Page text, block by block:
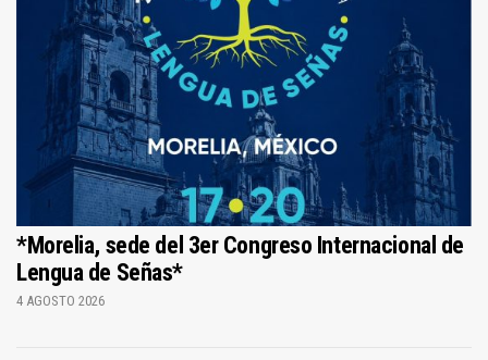
*Morelia, sede del 3er Congreso Internacional de
Lengua de Señas*
4 AGOSTO 2026